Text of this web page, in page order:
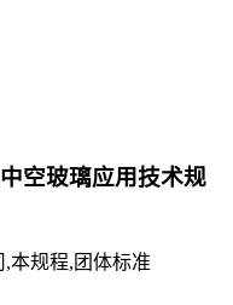
空玻璃应用技术规